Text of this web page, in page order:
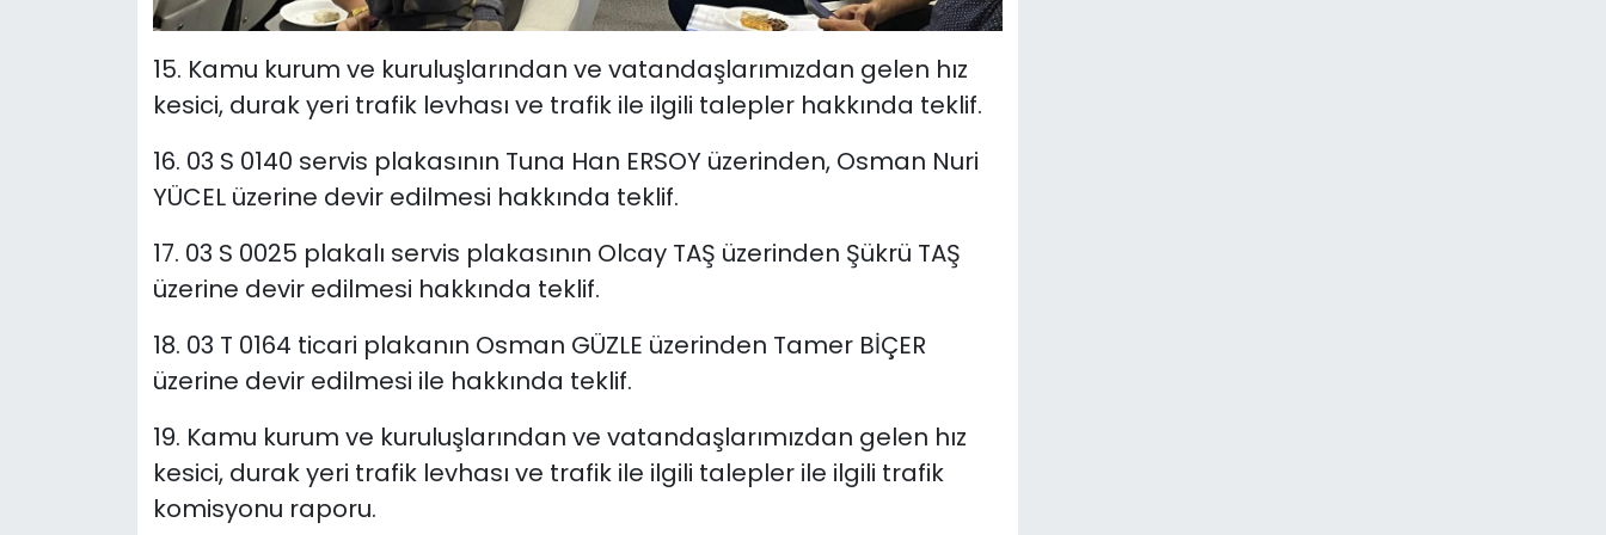
15. Kamu kurum ve kuruluşlarından ve vatandaşlarımızdan gelen hız
kesici, durak yeri trafik levhası ve trafik ile ilgili talepler hakkında teklif.
16. 03 S 0140 servis plakasının Tuna Han ERSOY üzerinden, Osman Nuri
YÜCEL üzerine devir edilmesi hakkında teklif.
17. 03 S 0025 plakalı servis plakasının Olcay TAŞ üzerinden Şükrü TAŞ
üzerine devir edilmesi hakkında teklif.
18. 03 T 0164 ticari plakanın Osman GÜZLE üzerinden Tamer BİÇER
üzerine devir edilmesi ile hakkında teklif.
19. Kamu kurum ve kuruluşlarından ve vatandaşlarımızdan gelen hız
kesici, durak yeri trafik levhası ve trafik ile ilgili talepler ile ilgili trafik
komisyonu raporu.